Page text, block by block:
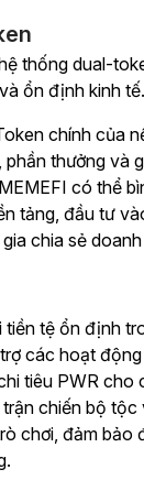
thống dual-
ổn định kinh tế.
chính của
, phần thưởng và
có thể
tảng, đầu tư
chia sẻ
tiền tệ ổn định
các hoạt
tiêu PWR
chiến bộ
chơi, đảm bảo